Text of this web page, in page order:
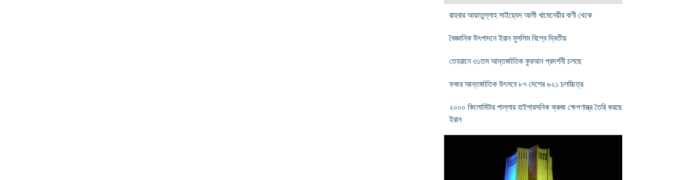
রাহবার আয়াতুল্লাহ সাইয়্যেদ আলী খামেনেয়ীর বাণী থেকে
বৈজ্ঞানিক উৎপাদনে ইরান মুসলিম বিশ্বে দ্বিতীয়
তেহরানে ৩১তম আন্তর্জাতিক কুরআন প্রদর্শনী চলছে
ফজর আন্তর্জাতিক উৎসবে ৮৭ দেশের ৬২১ চলচ্চিত্র
২০০০ কিলোমিটার পাল্লার হাইপারসনিক ক্রুজ ক্ষেপণাস্ত্র তৈরি করছে
ইরান